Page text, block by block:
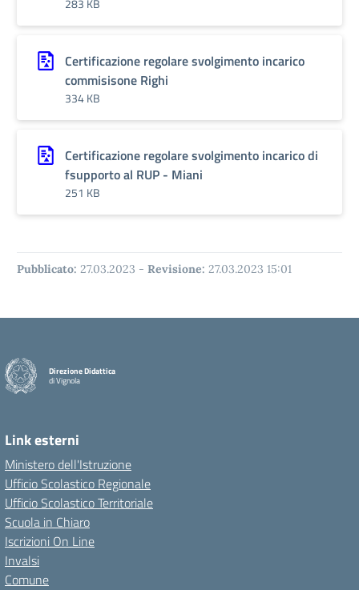
283 KB
Certificazione regolare svolgimento incarico
commisisone Righi
334 KB
Certificazione regolare svolgimento incarico di
fsupporto al RUP - Miani
251 KB
Pubblicato: 27.03.2023 - Revisione: 27.03.2023 15:01
Direzione Didattica
di Vignola
Link esterni
Ministero dell'Istruzione
Ufficio Scolastico Regionale
Ufficio Scolastico Territoriale
Scuola in Chiaro
Iscrizioni On Line
Invalsi
Comune